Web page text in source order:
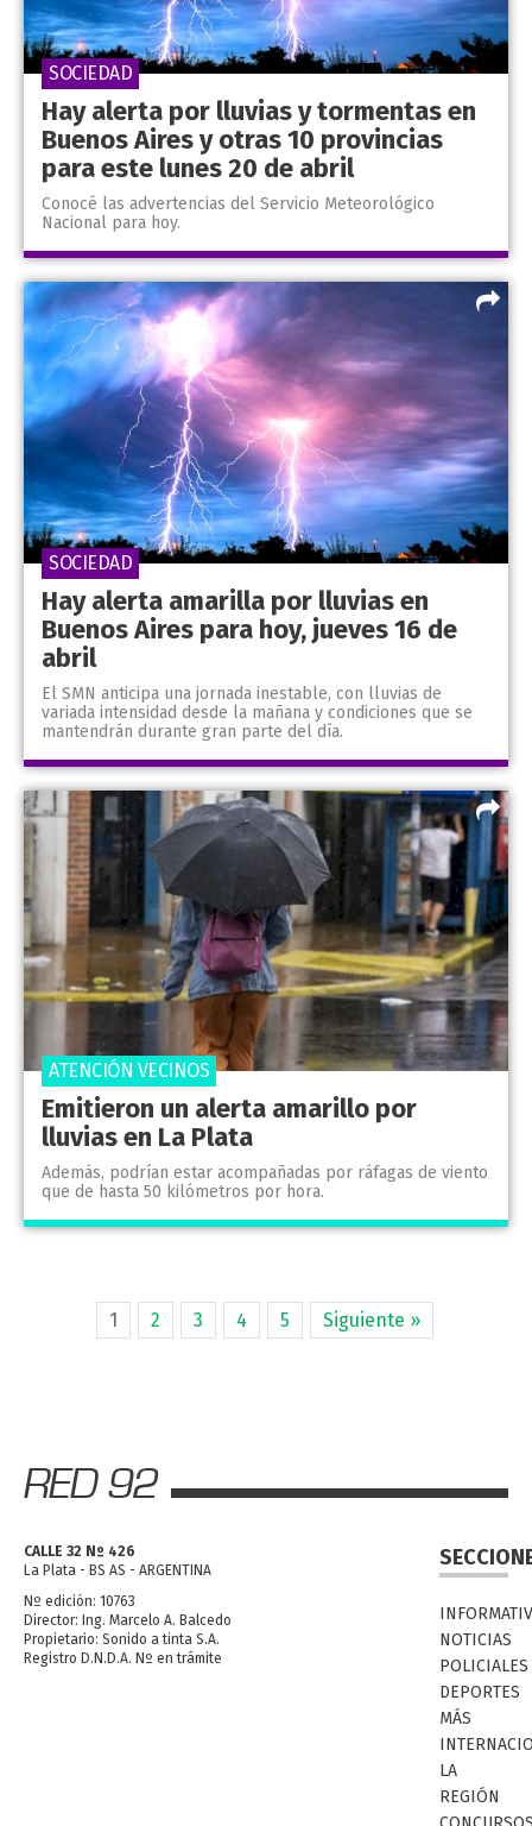
Hay alerta por lluvias y tormentas en
Buenos Aires y otras 10 provincias
para este lunes 20 de abril
Conocé las advertencias del Servicio Meteorológico
Nacional para hoy.
SOCIEDAD
Hay alerta amarilla por lluvias en
Buenos Aires para hoy, jueves 16 de
abril
El SMN anticipa una jornada inestable, con lluvias de
variada intensidad desde la mañana y condiciones que se
mantendrán durante gran parte del día.
SOCIEDAD
Emitieron un alerta amarillo por
lluvias en La Plata
Además, podrían estar acompañadas por ráfagas de viento
que de hasta 50 kilómetros por hora.
ATENCIÓN VECINOS
1 2 3 4 5 Siguiente »
CALLE 32 Nº 426
La Plata - BS AS - ARGENTINA
Nº edición: 10763
Director: Ing. Marcelo A. Balcedo
Propietario: Sonido a tinta S.A.
Registro D.N.D.A. Nº en trámite
NOTICIAS
POLICIALES
DEPORTES
MÁS
LA
REGIÓN